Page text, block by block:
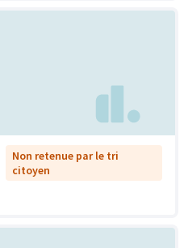
Non retenue par le tri
citoyen